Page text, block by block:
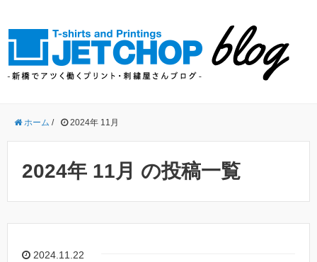
ホーム / 2024年 11月
2024年 11月 の投稿一覧
2024.11.22